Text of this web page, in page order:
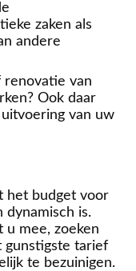
zaken als
andere
renovatie van
Ook daar
van uw
het budget voor
is.
u mee, zoeken
gunstigste tarief
te bezuinigen.